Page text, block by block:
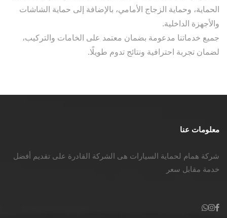
الحماية، وحماية الزجاج الأمامي، بالإضافة إلى حماية الشاشات
والأجهزة الداخلية.
جميع خدماتنا مدعومة بضمان معتمد على الخامات والتركيب،
لضمان تجربة احترافية ونتائج تدوم طويلًا.
معلومات عنا
شركة همام لحماية السيارات هى الشركة القادرة على تقديم أفضل
خدمة مقابل سعر